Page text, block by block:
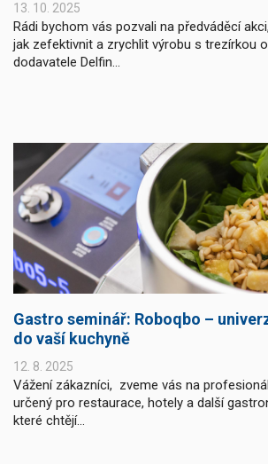
13. 10. 2025
Rádi bychom vás pozvali na předváděcí
jak zefektivnit a zrychlit výrobu s trezírkou
dodavatele Delfin...
Gastro seminář: Roboqbo –
do vaší kuchyně
12. 8. 2025
Vážení zákazníci, zveme vás na
určený pro restaurace, hotely a další
které chtějí...